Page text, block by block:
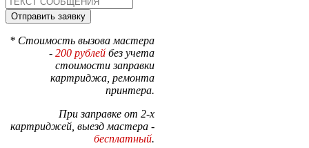
* Стоимость вызова мастера
- 200 рублей без учета
стоимости заправки
картриджа, ремонта
принтера.
При заправке от 2-х
картриджей, выезд мастера -
бесплатный.